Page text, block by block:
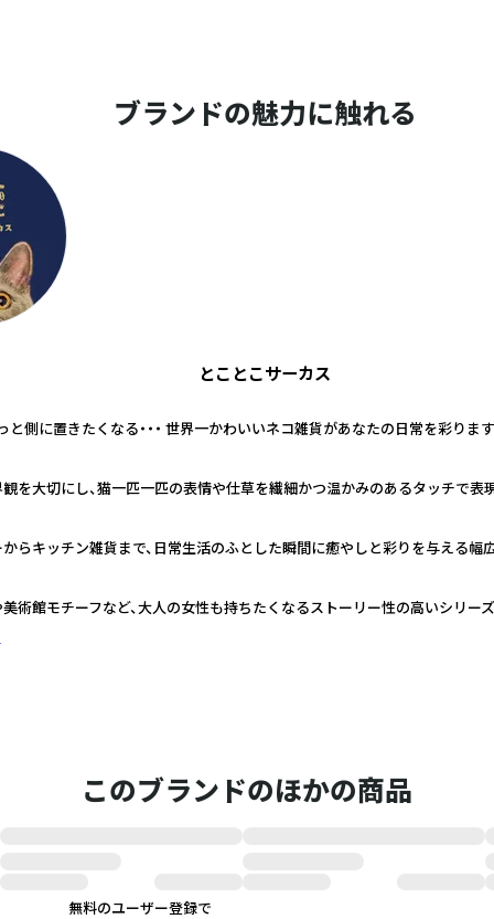
ブランドの魅力に触れる
とことこサーカス
と側に置きたくなる・・・ 世界一かわいいネコ雑貨があなたの日常を彩ります
を大切にし、猫一匹一匹の表情や仕草を繊細かつ温かみのあるタッチで表
らキッチン雑貨まで、日常生活のふとした瞬間に癒やしと彩りを与える幅
術館モチーフなど、大人の女性も持ちたくなるストーリー性の高いシリー
このブランドのほかの商品
無料のユーザー登録で